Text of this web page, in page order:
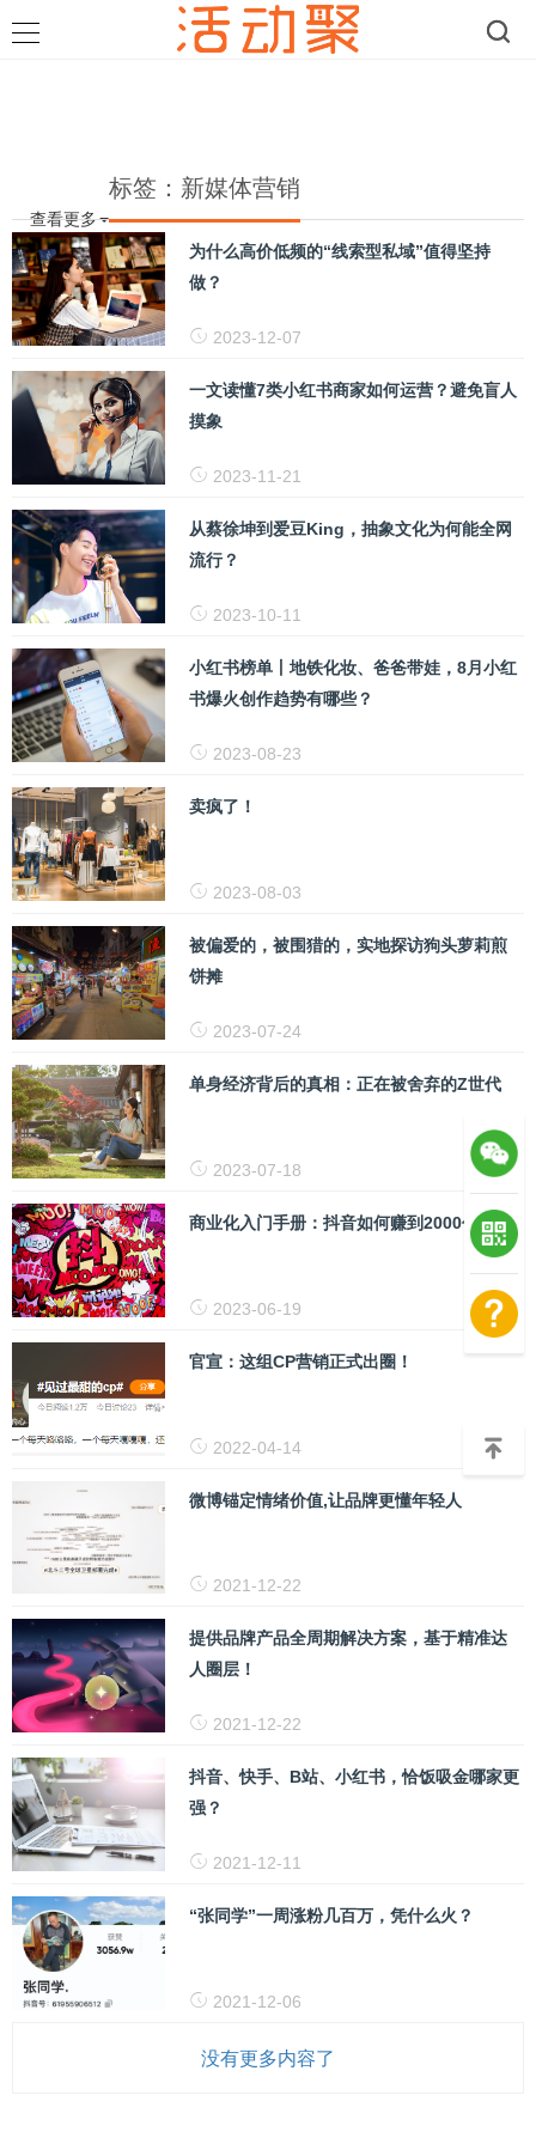
查看更多
标签：新媒体营销
为什么高价低频的“线索型私域”值得坚持
做？
2023-12-07
一文读懂7类小红书商家如何运营？避免盲人
摸象
2023-11-21
从蔡徐坤到爱豆King，抽象文化为何能全网
流行？
2023-10-11
小红书榜单丨地铁化妆、爸爸带娃，8月小红
书爆火创作趋势有哪些？
2023-08-23
卖疯了！
2023-08-03
被偏爱的，被围猎的，实地探访狗头萝莉煎
饼摊
2023-07-24
单身经济背后的真相：正在被舍弃的Z世代
2023-07-18
商业化入门手册：抖音如何赚到2000亿？
2023-06-19
官宣：这组CP营销正式出圈！
2022-04-14
微博锚定情绪价值,让品牌更懂年轻人
2021-12-22
提供品牌产品全周期解决方案，基于精准达
人圈层！
2021-12-22
抖音、快手、B站、小红书，恰饭吸金哪家更
强？
2021-12-11
“张同学”一周涨粉几百万，凭什么火？
2021-12-06
没有更多内容了